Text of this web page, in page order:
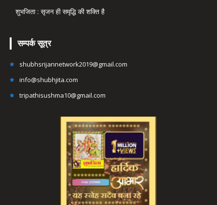
शुभजिता : सृजन ही समृद्धि की शक्ति है
सम्पर्क सूत्र
shubhsrijannetwork2019@gmail.com
info@shubhjita.com
tripathisushma10@gmail.com